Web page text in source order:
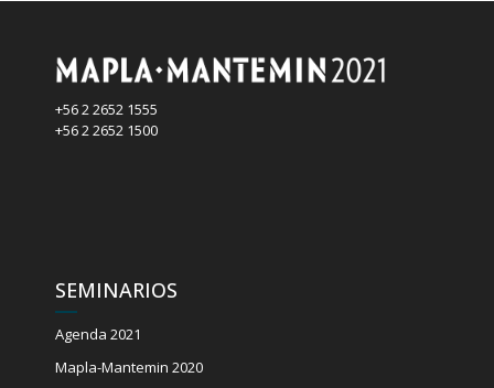
+56 2 2652 1555
+56 2 2652 1500
SEMINARIOS
Agenda 2021
Mapla-Mantemin 2020